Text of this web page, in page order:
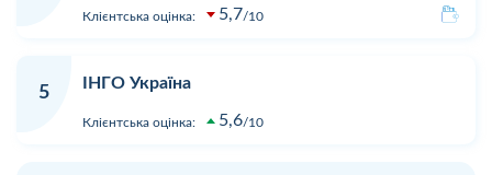
Клієнтська оцінка: 5,7 10
5
ІНГО Україна
Клієнтська оцінка: 5,6 10